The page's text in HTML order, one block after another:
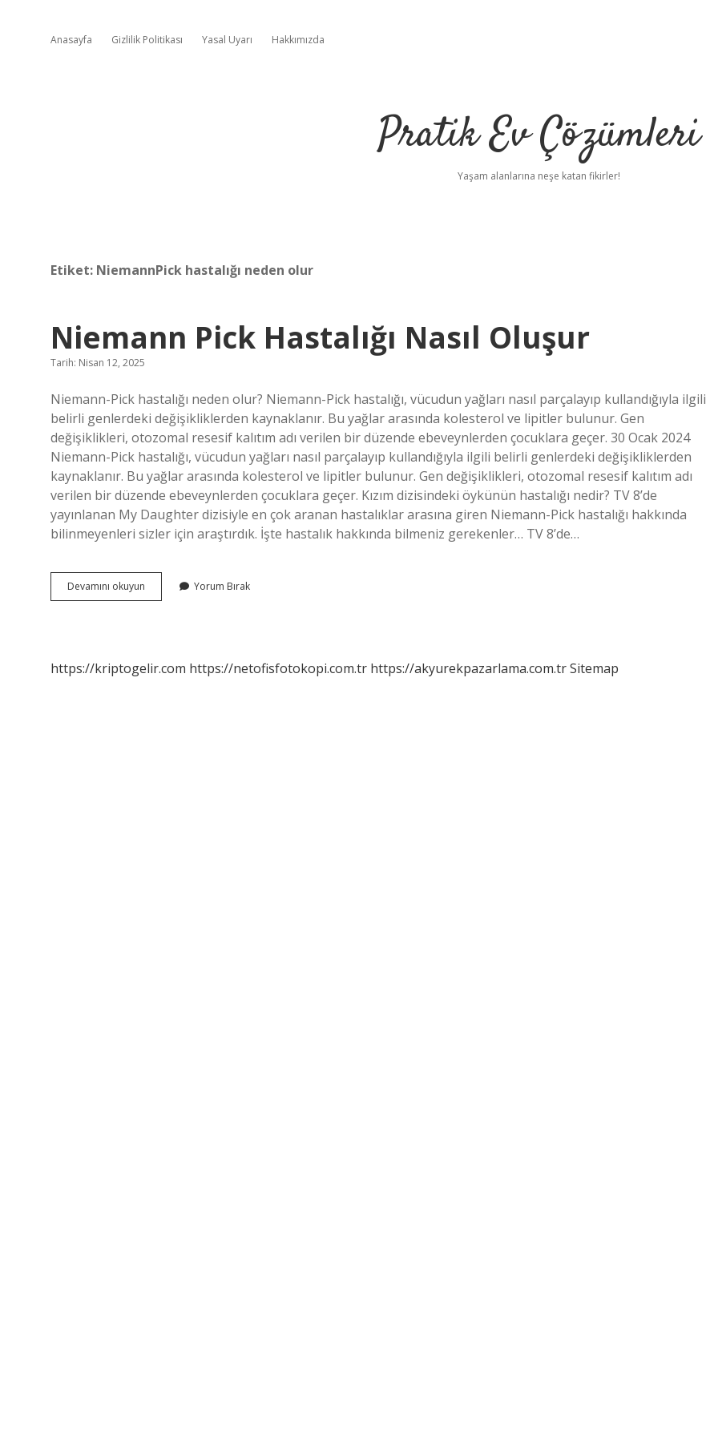
Anasayfa Gizlilik Politikası Yasal Uyarı Hakkımızda
Pratik Ev Çözümleri
Yaşam alanlarına neşe katan fikirler!
Etiket: NiemannPick hastalığı neden olur
Niemann Pick Hastalığı Nasıl Oluşur
Tarih: Nisan 12, 2025
Niemann-Pick hastalığı neden olur? Niemann-Pick hastalığı, vücudun yağları nasıl parçalayıp kullandığıyla ilgili
belirli genlerdeki değişikliklerden kaynaklanır. Bu yağlar arasında kolesterol ve lipitler bulunur. Gen
değişiklikleri, otozomal resesif kalıtım adı verilen bir düzende ebeveynlerden çocuklara geçer. 30 Ocak 2024
Niemann-Pick hastalığı, vücudun yağları nasıl parçalayıp kullandığıyla ilgili belirli genlerdeki değişikliklerden
kaynaklanır. Bu yağlar arasında kolesterol ve lipitler bulunur. Gen değişiklikleri, otozomal resesif kalıtım adı
verilen bir düzende ebeveynlerden çocuklara geçer. Kızım dizisindeki öykünün hastalığı nedir? TV 8’de
yayınlanan My Daughter dizisiyle en çok aranan hastalıklar arasına giren Niemann-Pick hastalığı hakkında
bilinmeyenleri sizler için araştırdık. İşte hastalık hakkında bilmeniz gerekenler… TV 8’de…
Devamını okuyun Niemann
Pick
Yorum Bırak
https://kriptogelir.com https://netofisfotokopi.com.tr https://akyurekpazarlama.com.trSitemap